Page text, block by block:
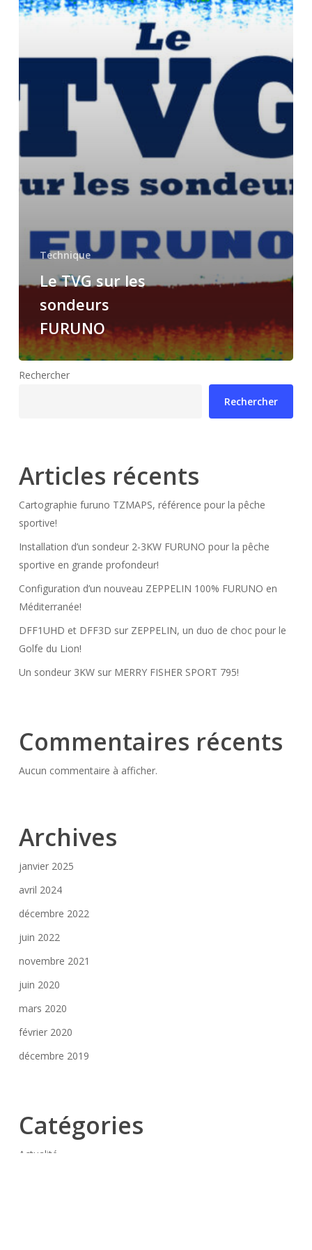
Technique
Le TVG sur les
sondeurs
FURUNO
Rechercher
Rechercher
Articles récents
Cartographie furuno TZMAPS, référence pour la pêche
sportive!
Installation d’un sondeur 2-3KW FURUNO pour la pêche
sportive en grande profondeur!
Configuration d’un nouveau ZEPPELIN 100% FURUNO en
Méditerranée!
DFF1UHD et DFF3D sur ZEPPELIN, un duo de choc pour le
Golfe du Lion!
Un sondeur 3KW sur MERRY FISHER SPORT 795!
Commentaires récents
Aucun commentaire à afficher.
Archives
janvier 2025
avril 2024
décembre 2022
juin 2022
novembre 2021
juin 2020
mars 2020
février 2020
décembre 2019
Catégories
Actualité